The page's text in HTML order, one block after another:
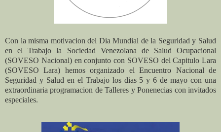
Con la misma motivacion del Dia Mundial de la Seguridad y Salud
en el Trabajo la Sociedad Venezolana de Salud Ocupacional
(SOVESO Nacional) en conjunto con SOVESO del Capitulo Lara
(SOVESO Lara) hemos organizado el Encuentro Nacional de
Seguridad y Salud en el Trabajo los dias 5 y 6 de mayo con una
extraordinaria programacion de Talleres y Ponenecias con invitados
especiales.